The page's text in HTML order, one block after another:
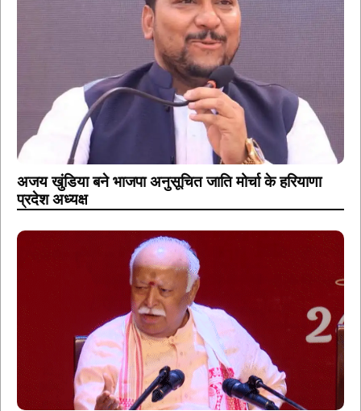
अजय खुंडिया बने भाजपा अनुसूचित जाति मोर्चा के हरियाणा
प्रदेश अध्यक्ष